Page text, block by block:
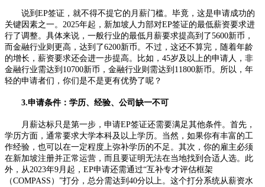
说到EP签证，就不得不提它的月薪门槛。毕竟，这是申请成功的
关键因素之一。2025年起，新加坡人力部对EP签证的最低薪资要求进
行了调整。具体来说，一般行业的最低月薪要求提高到了5600新币，
而金融行业则更高，达到了6200新币。不过，这还不算完，随着年龄
的增长，薪资要求还会进一步提高。比如，45岁及以上的申请人，非
金融行业需达到10700新币，金融行业则需达到11800新币。所以，年
轻的申请者们，你们是不是更有优势了呢？
3.申请条件：学历、经验、公司缺一不可
月薪达标只是第一步，申请EP签证还需要满足其他条件。首先，
学历方面，通常要求大学本科及以上学历。当然，如果你有丰富的工
作经验，也可以在一定程度上弥补学历的不足。其次，你的雇主必须
在新加坡注册并正常运营，而且要证明无法在当地找到合适人选。此
外，从2023年9月起，EP申请还需通过“互补专才评估框架
（COMPASS）”打分，总分需达到40分以上。这个打分系统从薪资水